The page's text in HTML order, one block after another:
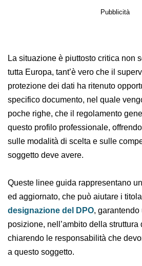
sicurezza grandi sistemi
La situazione è piuttosto critica
tutta Europa, tant’è vero che il
per la protezione dei dati ha
pubblicare uno specifico
generale europeo dedica a
professionale, offrendo preziose
modalità di scelta e sulle
soggetto deve avere.
Queste linee guida rappresentano